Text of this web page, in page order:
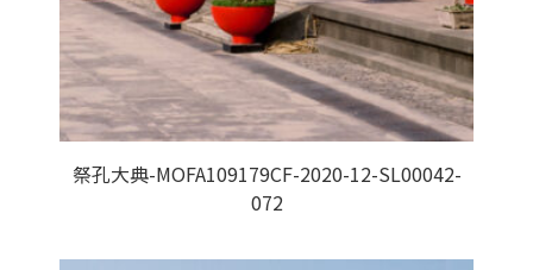
祭孔大典-MOFA109179CF-2020-12-SL00042-
072